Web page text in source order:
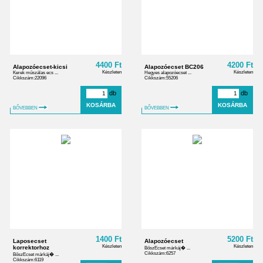
Alapozóecset-kicsi
Kerek műszálas ecs ...
Cikkszám:22096
BŐVEBBEN
4400 Ft
Készleten
db
Alapozóecset BC206
Hegyes alapozóecset ...
Cikkszám:55206
BŐVEBBEN
4200 Ft
Készleten
db
Laposecset
korrektorhoz
BőszEcset márkáj� ...
Cikkszám:6119
1400 Ft
Készleten
Alapozóecset
BőszEcset márkáj� ...
Cikkszám:6257
5200 Ft
Készleten